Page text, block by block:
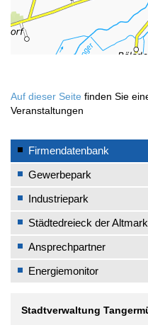
Firmendatenbank
Gewerbepark
Industriepark
Städtedreieck der Altmark
Ansprechpartner
Energiemonitor
Stadtverwaltung
Auf dieser Seite finden Sie
Veranstaltungen